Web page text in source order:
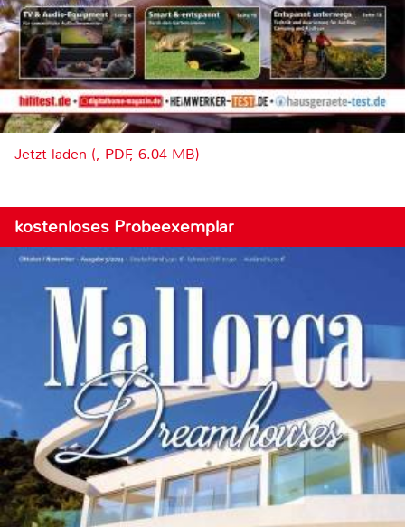
Jetzt laden (, PDF, 6.04 MB)
kostenloses Probeexemplar